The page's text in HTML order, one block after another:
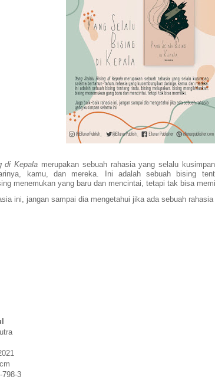
di Kepala merupakan sebuah rahasia yang selalu
kamu, dan mereka. Ini adalah sebuah bising
menemukan yang baru dan mencintai, tetapi tak bisa
ini, jangan sampai dia mengetahui jika ada sebuah
798-3